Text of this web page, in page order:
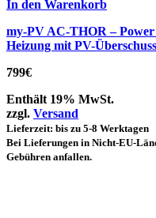
In den Warenkorb
my-PV AC-THOR –
Heizung mit PV-
799€
Enthält 19% MwSt.
zzgl. Versand
Lieferzeit: bis zu 5-8 Werktagen
Bei Lieferungen in Nicht-EU-
Gebühren anfallen.